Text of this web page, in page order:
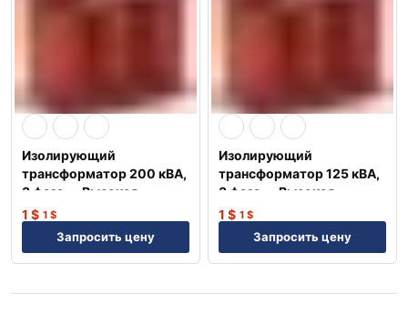
Изолирующий
трансформатор 200 кВА,
3 фаза — Высокая
надежность NEP
1 $ 1 $
Запросить цену
Изолирующий
трансформатор 125 кВА,
3 фаза — Высокая
надежность NEP
1 $ 1 $
Запросить цену